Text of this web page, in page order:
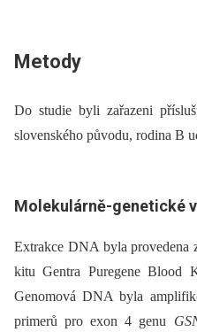
Metody
Do studie byli zařazeni
slovenského původu, rodina B
Molekulárně-genetické
Extrakce DNA byla provedena
kitu Gentra Puregene Blood
Genomová DNA byla
primerů pro exon 4 genu